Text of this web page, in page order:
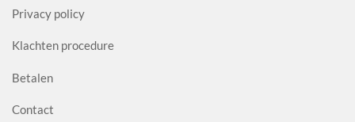
Privacy policy
Klachten procedure
Betalen
Contact